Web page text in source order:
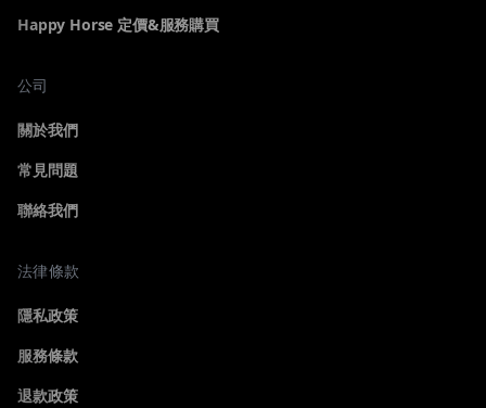
Happy Horse 定價&服務購買
公司
關於我們
常見問題
聯絡我們
法律條款
隱私政策
服務條款
退款政策
選擇一個生成工具開始創作